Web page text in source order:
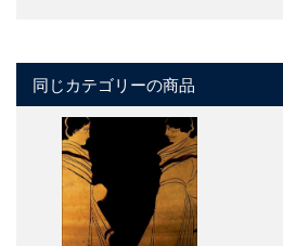
同じカテゴリーの商品